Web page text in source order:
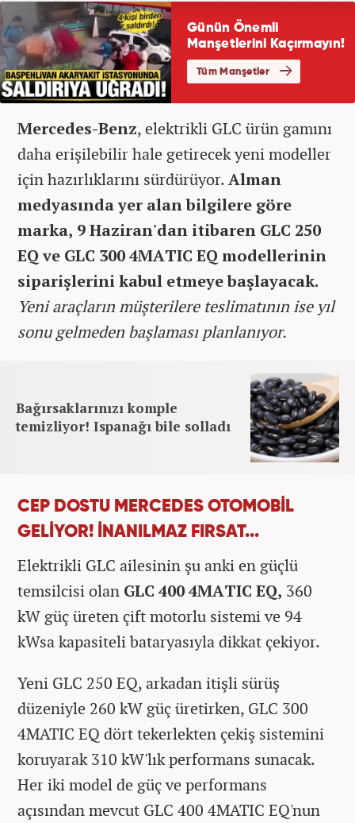
Mercedes-Benz, elektrikli GLC ürün gamını
daha erişilebilir hale getirecek yeni modeller
için hazırlıklarını sürdürüyor.Alman
medyasında yer alan bilgilere göre
marka, 9 Haziran'dan itibaren GLC 250
EQ ve GLC 300 4MATIC EQ modellerinin
siparişlerini kabul etmeye başlayacak.
Yeni araçların müşterilere teslimatının ise yıl
sonu gelmeden başlaması planlanıyor.
Bağırsaklarınızı komple
temizliyor! Ispanağı bile solladı
CEP DOSTU MERCEDES OTOMOBİL
GELİYOR! İNANILMAZ FIRSAT...
Elektrikli GLC ailesinin şu anki en güçlü
temsilcisi olan GLC 400 4MATIC EQ, 360
kW güç üreten çift motorlu sistemi ve 94
kWsa kapasiteli bataryasıyla dikkat çekiyor.
Yeni GLC 250 EQ, arkadan itişli sürüş
düzeniyle 260 kW güç üretirken, GLC 300
4MATIC EQ dört tekerlekten çekiş sistemini
koruyarak 310 kW'lık performans sunacak.
Her iki model de güç ve performans
açısından mevcut GLC 400 4MATIC EQ'nun